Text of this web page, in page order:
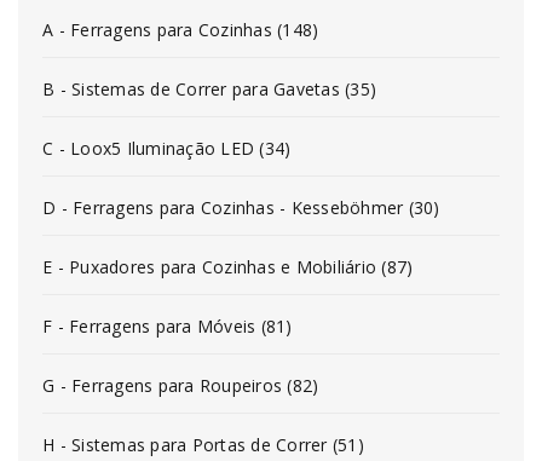
A - Ferragens para Cozinhas (148)
B - Sistemas de Correr para Gavetas (35)
C - Loox5 Iluminação LED (34)
D - Ferragens para Cozinhas - Kesseböhmer (30)
E - Puxadores para Cozinhas e Mobiliário (87)
F - Ferragens para Móveis (81)
G - Ferragens para Roupeiros (82)
H - Sistemas para Portas de Correr (51)